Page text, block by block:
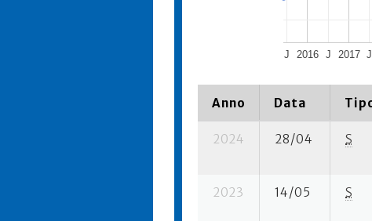
2016 2017
J J J
Anno Data
2024 28/04 S
2023 14/05 S